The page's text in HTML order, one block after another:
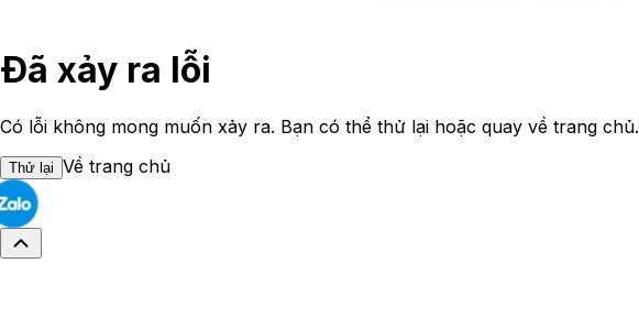
Đã xảy ra lỗi
Có lỗi không mong muốn xảy ra. Bạn có thể thử lại hoặc quay về trang chủ.
Thử lại Về trang chủ